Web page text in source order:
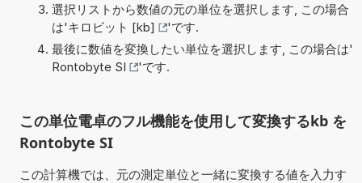
選択リストから数値の元の単位を選択します, この場合
は'キロビット [kb]
'です.
最後に数値を変換したい単位を選択します, この場合は'
Rontobyte SI
'です.
この単位電卓のフル機能を使用して変換するkb を
Rontobyte SI
この計算機では、元の測定単位と一緒に変換する値を入力す